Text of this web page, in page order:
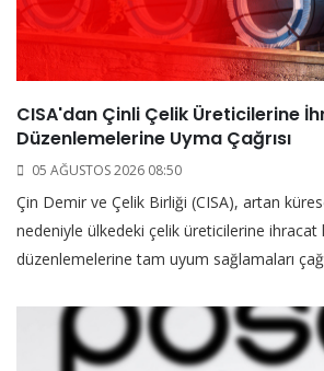
CISA'dan Çinli Çelik Üreticilerine
Düzenlemelerine Uyma Çağrısı
05 AĞUSTOS 2026 08:50
Çin Demir ve Çelik Birliği (CISA), artan
nedeniyle ülkedeki çelik üreticilerine ihracat
düzenlemelerine tam uyum sağlamaları